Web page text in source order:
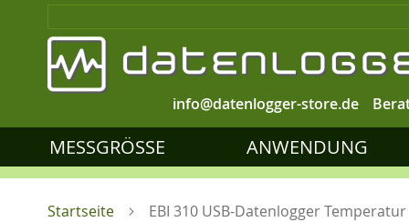
info@datenlogger-store.de
MESSGRÖSSE ANWENDUNG
Startseite EBI 310 USB-Datenlogger Temperatur